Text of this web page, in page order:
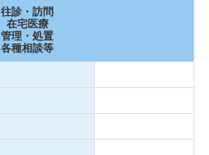
往診・訪問
在宅医療
管理・処置
各種相談等